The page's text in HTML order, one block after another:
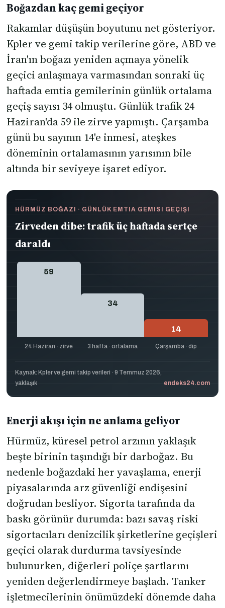
Boğazdan kaç gemi geçiyor
Rakamlar düşüşün boyutunu net gösteriyor.
Kpler ve gemi takip verilerine göre, ABD ve
İran'ın boğazı yeniden açmaya yönelik
geçici anlaşmaya varmasından sonraki üç
haftada emtia gemilerinin günlük ortalama
geçiş sayısı 34 olmuştu. Günlük trafik 24
Haziran'da 59 ile zirve yapmıştı. Çarşamba
günü bu sayının 14'e inmesi, ateşkes
döneminin ortalamasının yarısının bile
altında bir seviyeye işaret ediyor.
HÜRMÜZ BOĞAZI · GÜNLÜK EMTIA GEMISI GEÇIŞI
Zirveden dibe: trafik üç haftada sertçe
daraldı
59
34
14
24 Haziran · zirve 3 hafta · ortalama Çarşamba · dip
Kaynak: Kpler ve gemi takip verileri · 9 Temmuz 2026,
yaklaşık
endeks24.com
Enerji akışı için ne anlama geliyor
Hürmüz, küresel petrol arzının yaklaşık
beşte birinin taşındığı bir darboğaz. Bu
nedenle boğazdaki her yavaşlama, enerji
piyasalarında arz güvenliği endişesini
doğrudan besliyor. Sigorta tarafında da
baskı görünür durumda: bazı savaş riski
sigortacıları denizcilik şirketlerine geçişleri
geçici olarak durdurma tavsiyesinde
bulunurken, diğerleri poliçe şartlarını
yeniden değerlendirmeye başladı. Tanker
işletmecilerinin önümüzdeki dönemde daha